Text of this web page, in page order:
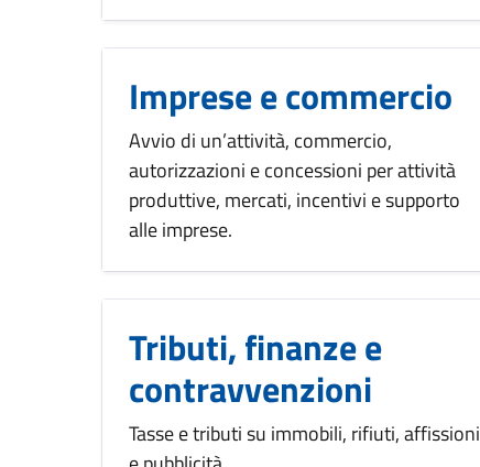
Imprese e commercio
Avvio di un’attività, commercio,
autorizzazioni e concessioni per attività
produttive, mercati, incentivi e supporto
alle imprese.
Tributi, finanze e
contravvenzioni
Tasse e tributi su immobili, rifiuti, affissioni